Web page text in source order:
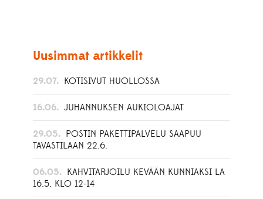
Uusimmat artikkelit
29.07. KOTISIVUT HUOLLOSSA
16.06. JUHANNUKSEN AUKIOLOAJAT
29.05. POSTIN PAKETTIPALVELU SAAPUU
TAVASTILAAN 22.6.
06.05. KAHVITARJOILU KEVÄÄN KUNNIAKSI LA
16.5. KLO 12-14